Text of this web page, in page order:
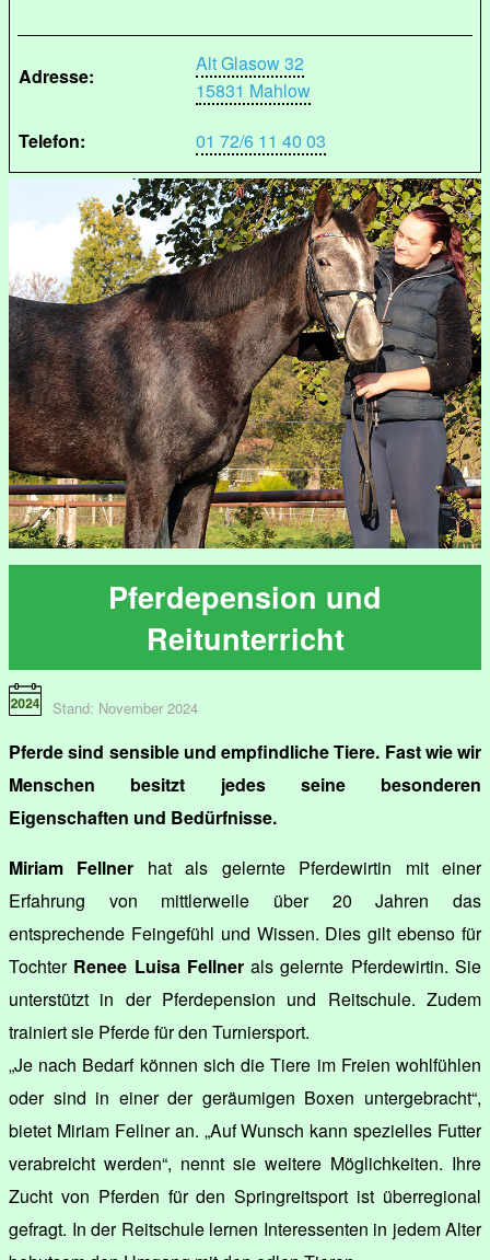
Adresse:
Alt Glasow 32
15831 Mahlow
Telefon:
01 72/6 11 40 03
Pferdepension und
Reitunterricht
Stand: November 2024
Pferde sind sensible und empfindliche Tiere. Fast wie wir
Menschen besitzt jedes seine besonderen
Eigenschaften und Bedürfnisse.
Miriam Fellner hat als gelernte Pferdewirtin mit einer
Erfahrung von mittlerweile über 20 Jahren das
entsprechende Feingefühl und Wissen. Dies gilt ebenso für
Tochter Renee Luisa Fellnerals gelernte Pferdewirtin. Sie
unterstützt in der Pferdepension und Reitschule. Zudem
trainiert sie Pferde für den Turniersport.
„Je nach Bedarf können sich die Tiere im Freien wohlfühlen
oder sind in einer der geräumigen Boxen untergebracht“,
bietet Miriam Fellner an. „Auf Wunsch kann spezielles Futter
verabreicht werden“, nennt sie weitere Möglichkeiten. Ihre
Zucht von Pferden für den Springreitsport ist überregional
gefragt. In der Reitschule lernen Interessenten in jedem Alter